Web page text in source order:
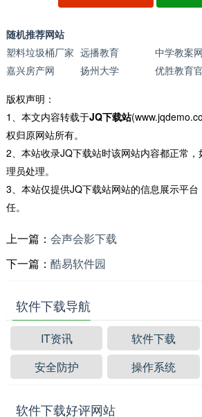
随机推荐网站
塑料垃圾桶厂家 远播教育 中学教案网
嘉兴房产网
扬州大学 优胜教育
版权声明：
1、本文内容转载于JQ下载站
权归原网站所有。
2、本站收录JQ下载站时该网站内容都正常
理员处理。
3、本站仅提供JQ下载站网站的信息展示平
任。
上一篇： 会声会影下载
下一篇： 酷易软件园
软件下载导航
IT资讯 软件下载
安全防护
操作系统
软件下载好评网站